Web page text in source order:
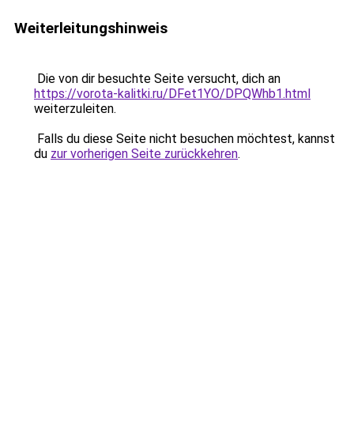
Weiterleitungshinweis
Die von dir besuchte Seite versucht, dich an
https://vorota-kalitki.ru/DFet1YO/DPQWhb1.html
weiterzuleiten.
Falls du diese Seite nicht besuchen möchtest, kannst
du zur vorherigen Seite zurückkehren.